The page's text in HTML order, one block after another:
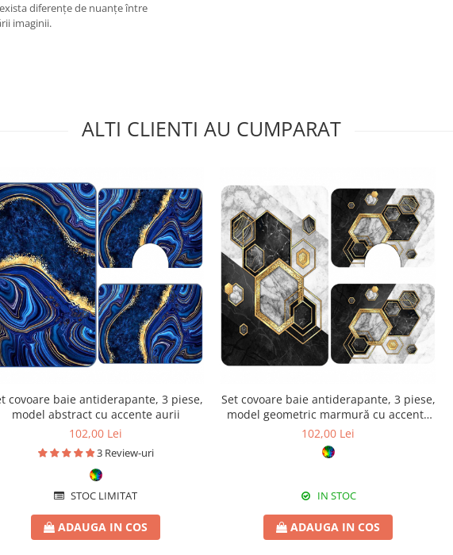
diferențe de nuanțe între
imaginii.
ALTI CLIENTI AU CUMPARAT
covoare baie antiderapante, 3 piese,
model abstract cu accente aurii
102,00 Lei
3 Review-uri
STOC LIMITAT
ADAUGA IN COS
Set covoare baie antiderapante, 3 piese,
model geometric marmură cu accente
aurii
102,00 Lei
IN STOC
ADAUGA IN COS